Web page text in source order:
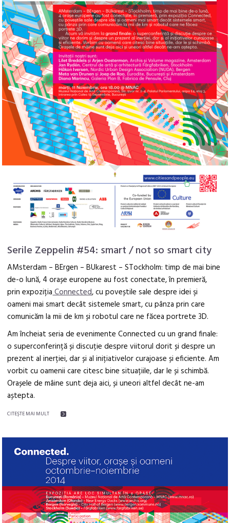
Serile Zeppelin #54: smart / not so smart city
AMsterdam – BErgen – BUkarest – STockholm: timp de mai bine
de-o lună, 4 orașe europene au fost conectate, în premieră,
prin expozițiaConnected, cu poveștile sale despre idei şi
oameni mai smart decât sistemele smart, cu pânza prin care
comunicăm la mii de km și robotul care ne făcea portrete 3D.
Am încheiat seria de evenimente Connected cu un grand finale:
o superconferință și discuție despre viitorul dorit și despre un
prezent al inerției, dar și al inițiativelor curajoase și eficiente. Am
vorbit cu oamenii care citesc bine situațiile, dar le și schimbă.
Orașele de mâine sunt deja aici, și uneori altfel decât ne-am
aștepta.
CITEŞTE MAI MULT